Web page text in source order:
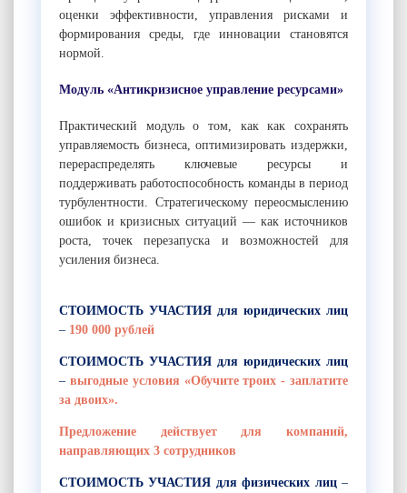
оценки эффективности, управления рисками и
формирования среды, где инновации становятся
нормой.
Модуль «Антикризисное управление ресурсами»
Практический модуль о том, как как сохранять
управляемость бизнеса, оптимизировать издержки,
перераспределять ключевые ресурсы и
поддерживать работоспособность команды в период
турбулентности. Стратегическому переосмыслению
ошибок и кризисных ситуаций — как источников
роста, точек перезапуска и возможностей для
усиления бизнеса.
СТОИМОСТЬ УЧАСТИЯ для юридических лиц
– 190 000 рублей
СТОИМОСТЬ УЧАСТИЯ для юридических лиц
– выгодные условия «Обучите троих - заплатите
за двоих».
Предложение действует для компаний,
направляющих 3 сотрудников
СТОИМОСТЬ УЧАСТИЯ для физических лиц –